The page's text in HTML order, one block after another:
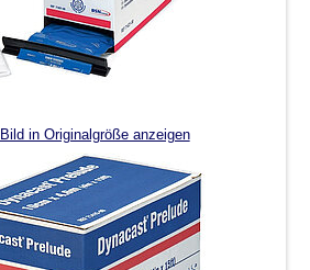
Bild in Originalgröße anzeigen